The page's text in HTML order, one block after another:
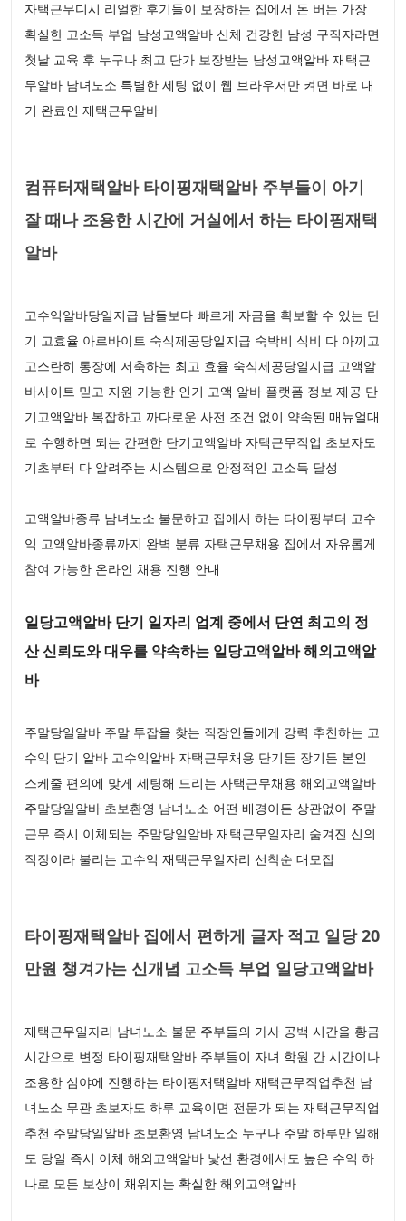
자택근무디시 리얼한 후기들이 보장하는 집에서 돈 버는 가장
확실한 고소득 부업 남성고액알바 신체 건강한 남성 구직자라면
첫날 교육 후 누구나 최고 단가 보장받는 남성고액알바 재택근
무알바 남녀노소 특별한 세팅 없이 웹 브라우저만 켜면 바로 대
기 완료인 재택근무알바
컴퓨터재택알바 타이핑재택알바 주부들이 아기
잘 때나 조용한 시간에 거실에서 하는 타이핑재택
알바
고수익알바당일지급 남들보다 빠르게 자금을 확보할 수 있는 단
기 고효율 아르바이트 숙식제공당일지급 숙박비 식비 다 아끼고
고스란히 통장에 저축하는 최고 효율 숙식제공당일지급 고액알
바사이트 믿고 지원 가능한 인기 고액 알바 플랫폼 정보 제공 단
기고액알바 복잡하고 까다로운 사전 조건 없이 약속된 매뉴얼대
로 수행하면 되는 간편한 단기고액알바 자택근무직업 초보자도
기초부터 다 알려주는 시스템으로 안정적인 고소득 달성
고액알바종류 남녀노소 불문하고 집에서 하는 타이핑부터 고수
익 고액알바종류까지 완벽 분류 자택근무채용 집에서 자유롭게
참여 가능한 온라인 채용 진행 안내
일당고액알바 단기 일자리 업계 중에서 단연 최고의 정
산 신뢰도와 대우를 약속하는 일당고액알바 해외고액알
바
주말당일알바 주말 투잡을 찾는 직장인들에게 강력 추천하는 고
수익 단기 알바 고수익알바 자택근무채용 단기든 장기든 본인
스케줄 편의에 맞게 세팅해 드리는 자택근무채용 해외고액알바
주말당일알바 초보환영 남녀노소 어떤 배경이든 상관없이 주말
근무 즉시 이체되는 주말당일알바 재택근무일자리 숨겨진 신의
직장이라 불리는 고수익 재택근무일자리 선착순 대모집
타이핑재택알바 집에서 편하게 글자 적고 일당 20
만원 챙겨가는 신개념 고소득 부업 일당고액알바
재택근무일자리 남녀노소 불문 주부들의 가사 공백 시간을 황금
시간으로 변정 타이핑재택알바 주부들이 자녀 학원 간 시간이나
조용한 심야에 진행하는 타이핑재택알바 재택근무직업추천 남
녀노소 무관 초보자도 하루 교육이면 전문가 되는 재택근무직업
추천 주말당일알바 초보환영 남녀노소 누구나 주말 하루만 일해
도 당일 즉시 이체 해외고액알바 낯선 환경에서도 높은 수익 하
나로 모든 보상이 채워지는 확실한 해외고액알바